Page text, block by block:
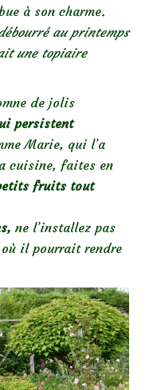
à son charme.
au printemps
une topiaire
de jolis
persistent
Marie, qui l’a
cuisine, faites en
fruits tout
ne l’installez pas
où il pourrait rendre